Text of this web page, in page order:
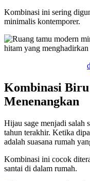
Kombinasi ini sering
minimalis kontemporer.
Kombinasi Biru
Menenangkan
Hijau sage menjadi salah
tahun terakhir. Ketika
adalah suasana rumah
Kombinasi ini cocok
santai di dalam rumah.